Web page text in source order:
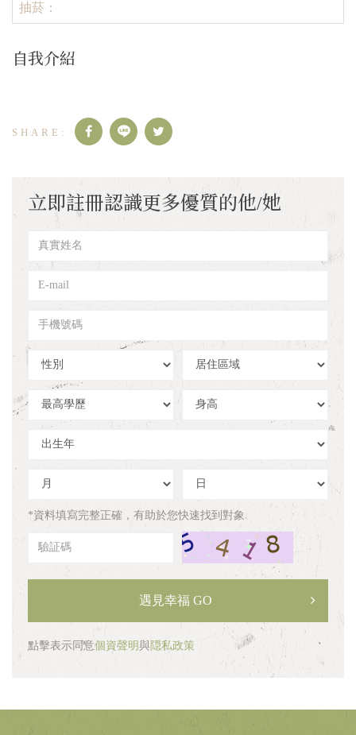
抽菸：
自我介紹
立即註冊認識更多優質的他/她
實
姓
名
手
號
碼
區
月
日
*資料填寫完整正確，有助於您快速找到對象
驗
遇見幸福 GO
點擊表示同意個資聲明與隠私政策